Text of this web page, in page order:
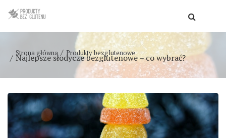
Strona główna Produkty bezglutenowe
Najlepsze słodycze bezglutenowe – co wybrać?